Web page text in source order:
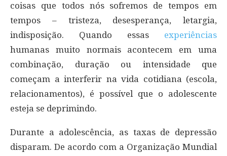
coisas que todos nós sofremos de tempos em
tempos – tristeza, desesperança, letargia,
indisposição. Quando essas experiências
humanas muito normais acontecem em uma
combinação, duração ou intensidade que
começam a interferir na vida cotidiana (escola,
relacionamentos), é possível que o adolescente
esteja se deprimindo.
Durante a adolescência, as taxas de depressão
disparam. De acordo com a Organização Mundial